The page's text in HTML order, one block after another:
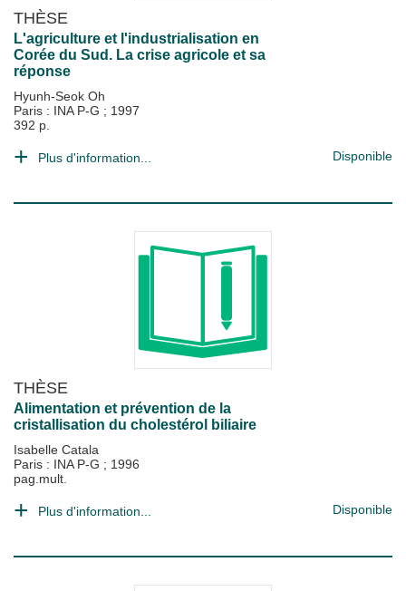
THÈSE
L'agriculture et l'industrialisation en
Corée du Sud. La crise agricole et sa
réponse
Hyunh-Seok Oh
Paris : INA P-G ; 1997
392 p.
Plus d'information... Disponible
THÈSE
Alimentation et prévention de la
cristallisation du cholestérol biliaire
Isabelle Catala
Paris : INA P-G ; 1996
pag.mult.
Plus d'information... Disponible